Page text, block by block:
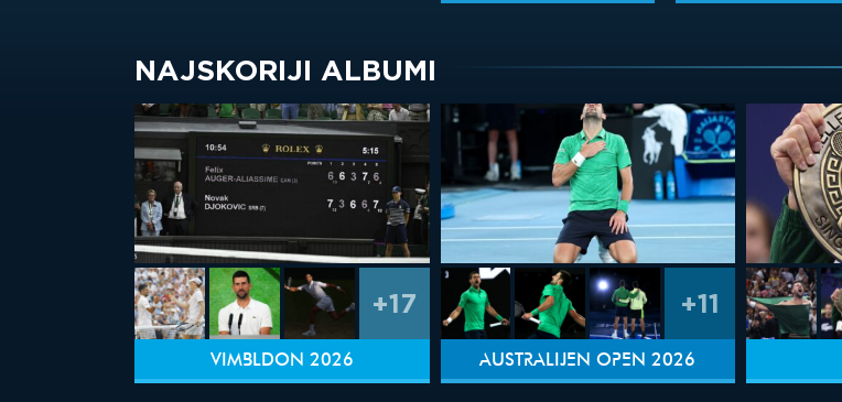
NAJSKORIJI ALBUMI
+17
VIMBLDON 2026
+11
AUSTRALIJEN OPEN 2026